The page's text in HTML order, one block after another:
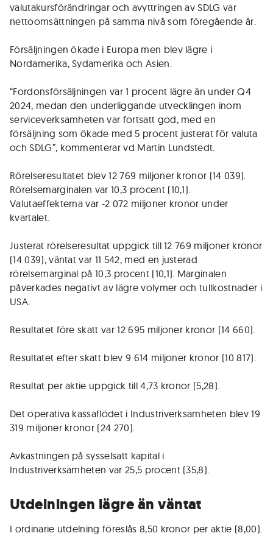
valutakursförändringar och avyttringen av SDLG var
nettoomsättningen på samma nivå som föregående år.
Försäljningen ökade i Europa men blev lägre i
Nordamerika, Sydamerika och Asien.
“Fordonsförsäljningen var 1 procent lägre än under Q4
2024, medan den underliggande utvecklingen inom
serviceverksamheten var fortsatt god, med en
försäljning som ökade med 5 procent justerat för valuta
och SDLG”, kommenterar vd Martin Lundstedt.
Rörelseresultatet blev 12 769 miljoner kronor (14 039).
Rörelsemarginalen var 10,3 procent (10,1).
Valutaeffekterna var -2 072 miljoner kronor under
kvartalet.
Justerat rörelseresultat uppgick till 12 769 miljoner kronor
(14 039), väntat var 11 542, med en justerad
rörelsemarginal på 10,3 procent (10,1). Marginalen
påverkades negativt av lägre volymer och tullkostnader i
USA.
Resultatet före skatt var 12 695 miljoner kronor (14 660).
Resultatet efter skatt blev 9 614 miljoner kronor (10 817).
Resultat per aktie uppgick till 4,73 kronor (5,28).
Det operativa kassaflödet i Industriverksamheten blev 19
319 miljoner kronor (24 270).
Avkastningen på sysselsatt kapital i
Industriverksamheten var 25,5 procent (35,8).
Utdelningen lägre än väntat
I ordinarie utdelning föreslås 8,50 kronor per aktie (8,00).